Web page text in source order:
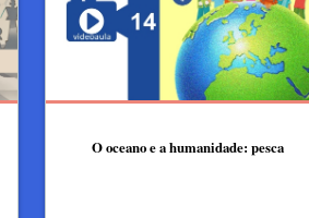
O oceano e a humanidade: pesca